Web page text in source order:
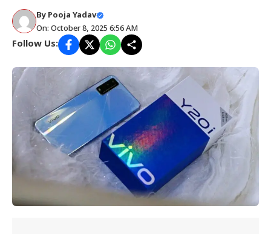
By Pooja Yadav
On: October 8, 2025 6:56 AM
Follow Us: